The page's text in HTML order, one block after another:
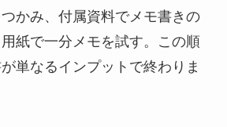
かみ、付属資料でメモ書きの
紙で一分メモを試す。この順
単なるインプットで終わりま